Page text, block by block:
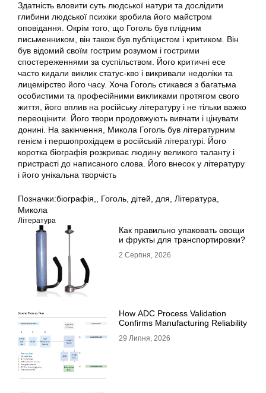
Здатність вловити суть людської натури та дослідити
глибини людської психіки зробила його майстром
оповідання. Окрім того, що Гоголь був плідним
письменником, він також був публіцистом і критиком. Він
був відомий своїм гострим розумом і гострими
спостереженнями за суспільством. Його критичні есе
часто кидали виклик статус-кво і викривали недоліки та
лицемірство його часу. Хоча Гоголь стикався з багатьма
особистими та професійними викликами протягом свого
життя, його вплив на російську літературу і не тільки важко
переоцінити. Його твори продовжують вивчати і цінувати
донині. На закінчення, Микола Гоголь був літературним
генієм і першопрохідцем в російській літературі. Його
коротка біографія розкриває людину великого таланту і
пристрасті до написаного слова. Його внесок у літературу
і його унікальна творчість
Позначки:біографія,, Гоголь, дітей, для, Література,
Микола
Література
Как правильно упаковать овощи
и фрукты для транспортировки?
2 Серпня, 2026
How ADC Process Validation
Confirms Manufacturing Reliability
29 Липня, 2026